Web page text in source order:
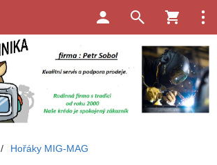
/ Hořáky MIG-MAG